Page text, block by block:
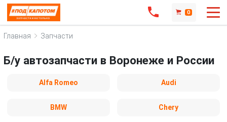
0
Главная Запчасти
Б/у автозапчасти в Воронеже и России
Alfa Romeo Audi
BMW Chery